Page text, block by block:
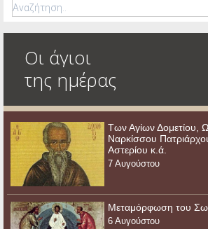
Οι άγιοι
της ημέρας
Των Αγίων Δομετίου,
Ναρκίσσου
Αστερίου κ.ά.
7 Αυγούστου
Μεταμόρφωση του
6 Αυγούστου